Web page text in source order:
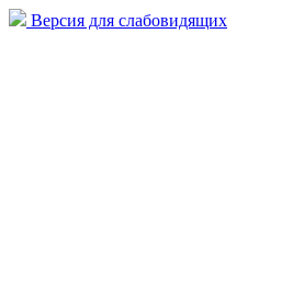
Версия для слабовидящих